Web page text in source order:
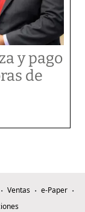
y pago
de
Ventas
e-Paper